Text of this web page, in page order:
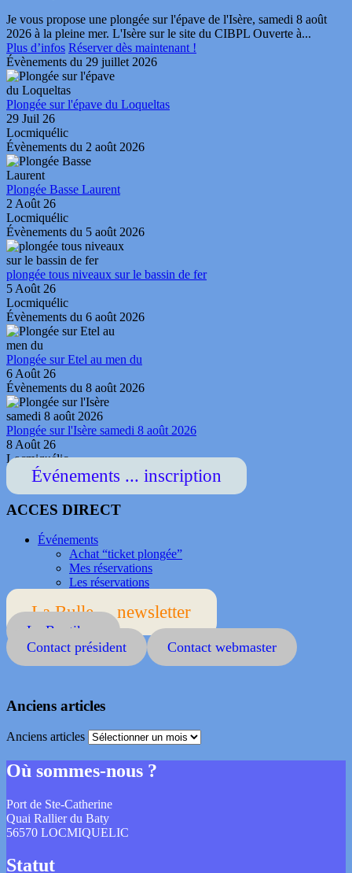
Je vous propose une plongée sur l'épave de l'Isère, samedi 8 août
2026 à la pleine mer. L'Isère sur le site du CIBPL Ouverte à...
Plus d’infos Réserver dès maintenant !
Évènements du 29 juillet 2026
Plongée sur l'épave du Loqueltas
29 Juil 26
Locmiquélic
Évènements du 2 août 2026
Plongée Basse Laurent
2 Août 26
Locmiquélic
Évènements du 5 août 2026
plongée tous niveaux sur le bassin de fer
5 Août 26
Locmiquélic
Évènements du 6 août 2026
Plongée sur Etel au men du
6 Août 26
Évènements du 8 août 2026
Plongée sur l'Isère samedi 8 août 2026
8 Août 26
Locmiquélic
Événements ... inscription
ACCES DIRECT
Événements
Achat “ticket plongée”
Mes réservations
Les réservations
La Bulle ... newsletter
La Boutik ...
Contact président
Contact webmaster
Anciens articles
Anciens articles
Où sommes-nous ?
Port de Ste-Catherine
Quai Rallier du Baty
56570 LOCMIQUELIC
Statut